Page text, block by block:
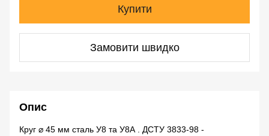
Купити
Замовити швидко
Опис
Круг ⌀ 45 мм сталь У8 та У8А . ДСТУ 3833-98 -